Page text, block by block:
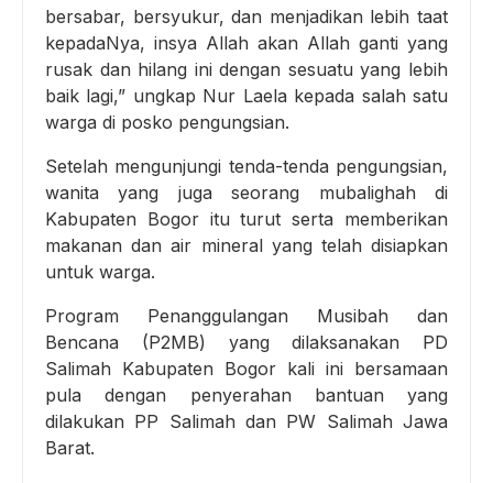
bersabar, bersyukur, dan menjadikan lebih taat
kepadaNya, insya Allah akan Allah ganti yang
rusak dan hilang ini dengan sesuatu yang lebih
baik lagi,” ungkap Nur Laela kepada salah satu
warga di posko pengungsian.
Setelah mengunjungi tenda-tenda pengungsian,
wanita yang juga seorang mubalighah di
Kabupaten Bogor itu turut serta memberikan
makanan dan air mineral yang telah disiapkan
untuk warga.
Program Penanggulangan Musibah dan
Bencana (P2MB) yang dilaksanakan PD
Salimah Kabupaten Bogor kali ini bersamaan
pula dengan penyerahan bantuan yang
dilakukan PP Salimah dan PW Salimah Jawa
Barat.